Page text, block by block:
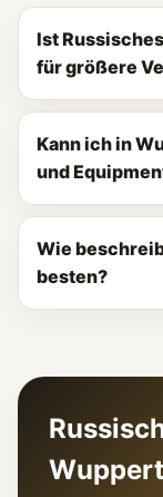
Ist
für größere
Kann ich in
und
Wie
besten?